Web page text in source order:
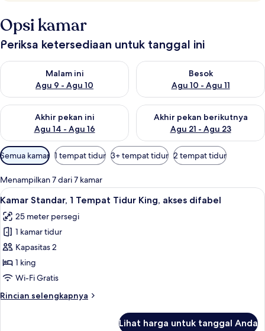
Opsi kamar
Periksa ketersediaan untuk tanggal ini
Malam ini
Agu 9 - Agu 10
Periksa ketersediaan untuk malam ini Agu 9 - Agu 10
Besok
Agu 10 - Agu 11
Periksa ketersediaan untuk
Akhir pekan ini
Agu 14 - Agu 16
Periksa ketersediaan untuk akhir pekan ini Agu 14 - Agu 16
Akhir pekan berikutnya
Agu 21 - Agu 23
Periksa ketersediaan untuk
Filter
tersedia
untuk
kamar
Semua kamar 1 tempat tidur 3+ tempat tidur 2 tempat tidur
Menampilkan 7 dari 7 kamar
Lihat
semua
foto
untuk
Kamar
Standar,
1
Tidur
Kamar Standar, 1 Tempat Tidur
16
Kamar Standar, 1 Tempat Tidur King, akses difabel
25 meter persegi
1 kamar tidur
Kapasitas 2
1 king
Wi-Fi Gratis
Rincian selengkapnya
Rincian
Lihat harga untuk tanggal Anda